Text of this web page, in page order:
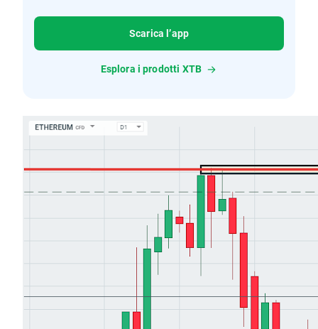
Scarica l’app
Esplora i prodotti XTB